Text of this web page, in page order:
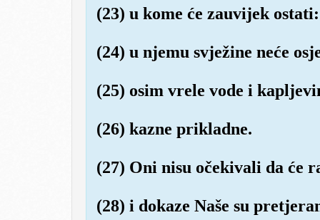
(23) u kome će zauvijek ostati:
(24) u njemu svježine neće
(25) osim vrele vode i
(26) kazne prikladne.
(27) Oni nisu očekivali da će
(28) i dokaze Naše su